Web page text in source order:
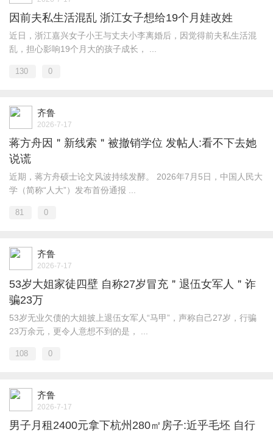
因前夫私生活混乱 浙江女子想给19个月娃改姓
近日，浙江嘉兴女子小王与丈夫小李离婚后，因觉得前夫私生活混
乱，担心影响19个月大的孩子成长， ...
130 0
齐鲁
2026-7-17
蒋方舟因＂新线索＂被撤销学位 发帖人:看不下去她
说谎
近期，蒋方舟硕士论文风波持续发酵。 2026年7月5日，中国人民大
学（简称“人大”）发布首份通报 ...
81 0
齐鲁
2026-7-17
53岁大姐家徒四壁 自称27岁冒充＂退伍女军人＂诈
骗23万
53岁无业欠债的大姐披上退伍女军人“马甲”，声称自己27岁，行骗
23万余元，更令人意想不到的是， ...
108 0
齐鲁
2026-7-17
男子月租2400元拿下杭州280㎡房子:近乎毛坯 自行